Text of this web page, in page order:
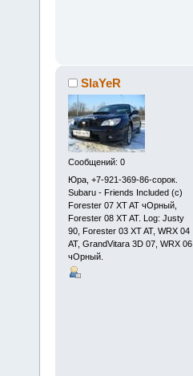
SlaYeR
Сообщений: 0
Юра, +7-921-369-86-сорок.
Subaru - Friends Included (c)
Forester 07 XT AT чОрный,
Forester 08 XT AT. Log: Justy
90, Forester 03 XT AT, WRX 04
AT, GrandVitara 3D 07, WRX 06
чОрный.